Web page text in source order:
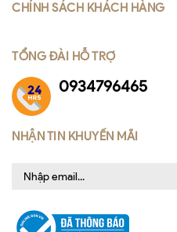
CHÍNH SÁCH KHÁCH HÀNG
TỔNG ĐÀI HỖ TRỢ
0934796465
NHẬN TIN KHUYẾN MÃI